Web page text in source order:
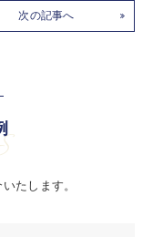
次の記事へ
たします。